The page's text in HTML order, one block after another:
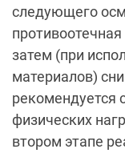
следующего
затем (при
материалов)
рекомендуется
физических
втором этапе